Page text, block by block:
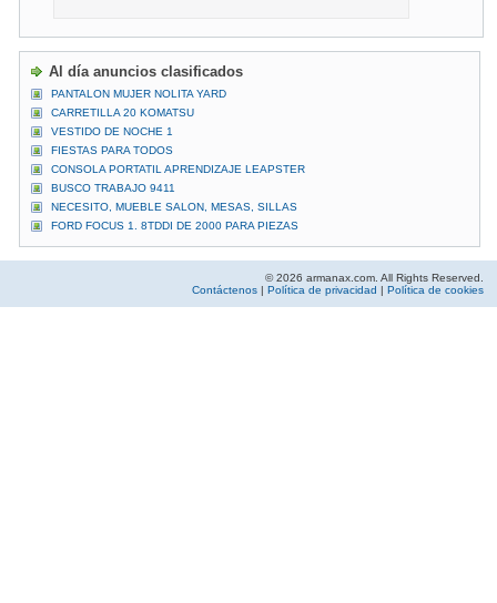
Al día anuncios clasificados
PANTALON MUJER NOLITA YARD
CARRETILLA 20 KOMATSU
VESTIDO DE NOCHE 1
FIESTAS PARA TODOS
CONSOLA PORTATIL APRENDIZAJE LEAPSTER
BUSCO TRABAJO 9411
NECESITO, MUEBLE SALON, MESAS, SILLAS
FORD FOCUS 1. 8TDDI DE 2000 PARA PIEZAS
© 2026 armanax.com. All Rights Reserved.
Contáctenos | Política de privacidad | Política de cookies